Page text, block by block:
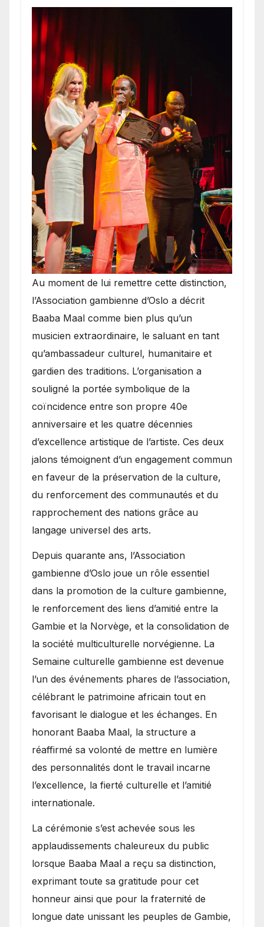
​Au moment de lui remettre cette distinction,
l’Association gambienne d’Oslo a décrit
Baaba Maal comme bien plus qu’un
musicien extraordinaire, le saluant en tant
qu’ambassadeur culturel, humanitaire et
gardien des traditions. L’organisation a
souligné la portée symbolique de la
coïncidence entre son propre 40e
anniversaire et les quatre décennies
d’excellence artistique de l’artiste. Ces deux
jalons témoignent d’un engagement commun
en faveur de la préservation de la culture,
du renforcement des communautés et du
rapprochement des nations grâce au
langage universel des arts.
​Depuis quarante ans, l’Association
gambienne d’Oslo joue un rôle essentiel
dans la promotion de la culture gambienne,
le renforcement des liens d’amitié entre la
Gambie et la Norvège, et la consolidation de
la société multiculturelle norvégienne. La
Semaine culturelle gambienne est devenue
l’un des événements phares de l’association,
célébrant le patrimoine africain tout en
favorisant le dialogue et les échanges. En
honorant Baaba Maal, la structure a
réaffirmé sa volonté de mettre en lumière
des personnalités dont le travail incarne
l’excellence, la fierté culturelle et l’amitié
internationale.
​La cérémonie s’est achevée sous les
applaudissements chaleureux du public
lorsque Baaba Maal a reçu sa distinction,
exprimant toute sa gratitude pour cet
honneur ainsi que pour la fraternité de
longue date unissant les peuples de Gambie,